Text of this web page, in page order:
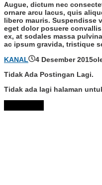
Augue, dictum nec
ornare arcu lacus, quis
libero mauris. Suspendisse
eget dolor posuere
ex, at sodales massa
ac ipsum gravida, tristique
KANAL
4 Desember 2015
Tidak Ada Postingan Lagi.
Tidak ada lagi halaman